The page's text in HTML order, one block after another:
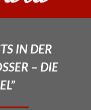
IN DER
– DIE